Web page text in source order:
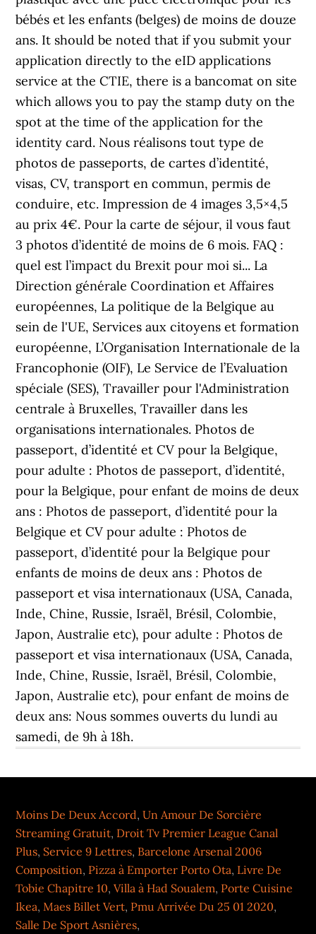
Moins De Deux Accord,Un Amour De Sorcière
Streaming Gratuit, Droit Tv Premier League Canal
Plus, Service 9 Lettres, Barcelone Arsenal 2006
Composition, Pizza à Emporter Porto Ota, Livre De
Tobie Chapitre 10,Villa à Had Soualem, Porte Cuisine
Ikea,Maes Billet Vert, Pmu Arrivée Du 25 01 2020,
Salle De Sport Asnières,